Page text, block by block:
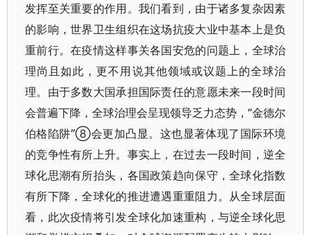
发挥至关重要的作用。我们看到，由于诸多复杂因素
的影响，世界卫生组织在这场抗疫大业中基本上是负
重前行。在疫情这样事关各国安危的问题上，全球治
理尚且如此，更不用说其他领域或议题上的全球治
理。由于多数大国承担国际责任的意愿未来一段时间
会普遍下降，全球治理会呈现领导乏力态势，“金德尔
伯格陷阱”⑧会更加凸显。这也显著体现了国际环境
的竞争性有所上升。事实上，在过去一段时间，逆全
球化思潮有所抬头，各国政策趋向保守，全球化指数
有所下降，全球化的推进遭遇重重阻力。从全球层面
看，此次疫情将引发全球化加速重构，与逆全球化思